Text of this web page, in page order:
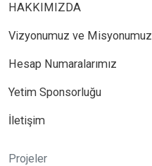
HAKKIMIZDA
Vizyonumuz ve Misyonumuz
Hesap Numaralarımız
Yetim Sponsorluğu
İletişim
Projeler